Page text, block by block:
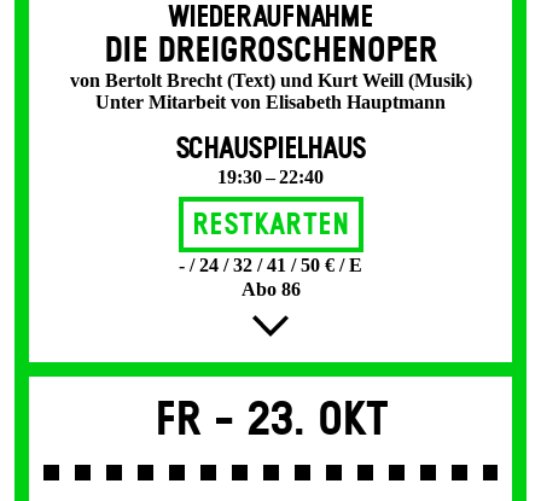
WIEDERAUFNAHME
DIE DREI­GROSCHEN­OPER
von Bertolt Brecht (Text) und Kurt Weill (Musik)
Unter Mitarbeit von Elisabeth Hauptmann
SCHAUSPIELHAUS
19:30 – 22:40
Restkarten
- / 24 / 32 / 41 / 50 € / E
Abo 86
Fr - 23. Okt